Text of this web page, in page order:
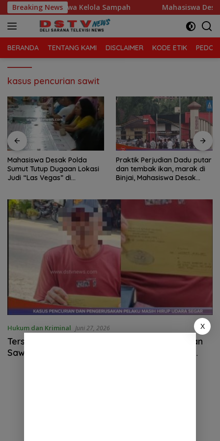
Langsung
ke
konten
Breaking News
Tanjung Morawa Kelola Sampah Mahasiswa Desak
BERANDA TENTANG KAMI DISCLAIMER KODE ETIK
kasus pencurian sawit
Mahasiswa Desak Polda
Sumut Tutup Dugaan Lokasi
Judi “Las Vegas” di
Praktik Perjudian Dadu putar
dan tembak ikan, marak di
Binjai, Mahasiswa Desak
Hukum dan Kriminal Juni 27, 2026
Tersangka Kasus Pengerusakan dan Pencurian
Sawit di Sirapit Mangkir dari Panggilan Polisi,
X